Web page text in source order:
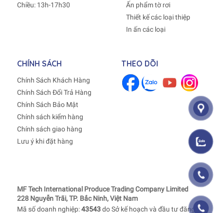
Chiều: 13h-17h30
Ấn phẩm tờ rơi
Thiết kế các loại thiệp
In ấn các loại
CHÍNH SÁCH
Chính Sách Khách Hàng
Chính Sách Đổi Trả Hàng
Chính Sách Bảo Mật
Chính sách kiểm hàng
Chính sách giao hàng
Lưu ý khi đặt hàng
THEO DÕI
MF Tech International Produce Trading Company Limited
228 Nguyễn Trãi, TP. Bắc Ninh, Việt Nam
Mã số doanh nghiệp:43543do Sở kế hoạch và đầu tư đăng kí